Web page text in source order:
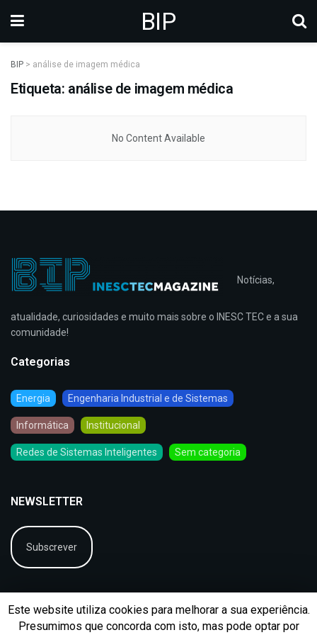
BIP
BIP > análise de imagem médica
Etiqueta: análise de imagem médica
No Content Available
Notícias,
atualidade, curiosidades e muito mais sobre o INESC TEC e a sua
comunidade!
Categorias
Energia Engenharia Industrial e de Sistemas
Informática Institucional
Redes de Sistemas Inteligentes Sem categoria
NEWSLETTER
Subscrever
Este website utiliza cookies para melhorar a sua experiência.
Presumimos que concorda com isto, mas pode optar por